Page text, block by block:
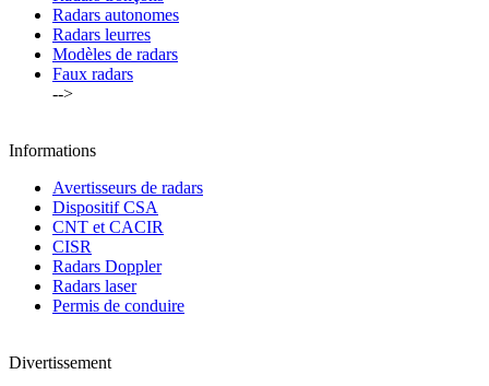
Radars autonomes
Radars leurres
Modèles de radars
Faux radars
-->
Informations
Avertisseurs de radars
Dispositif CSA
CNT et CACIR
CISR
Radars Doppler
Radars laser
Permis de conduire
Divertissement